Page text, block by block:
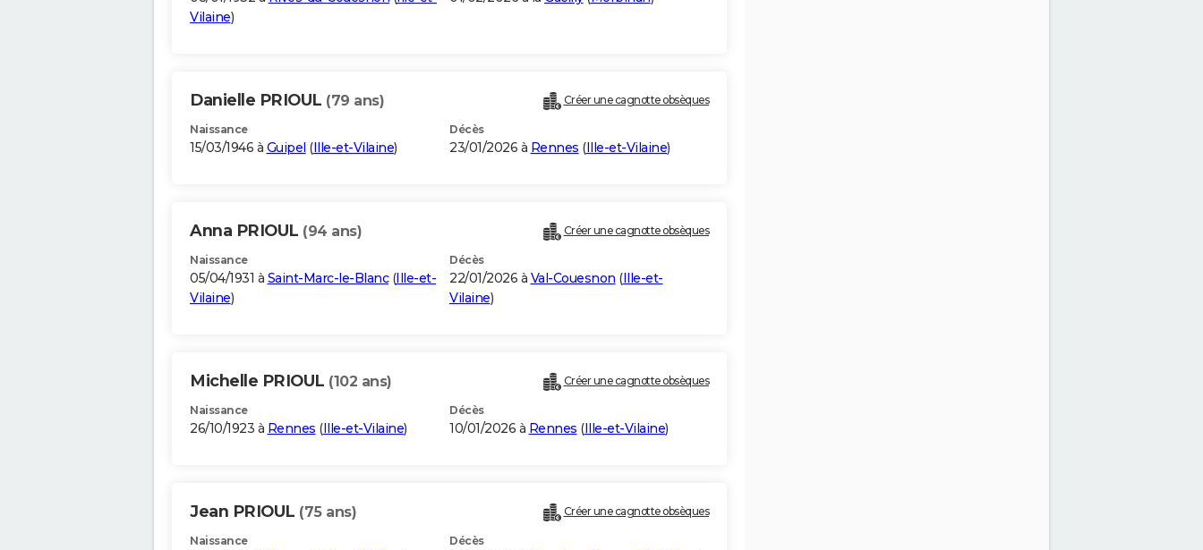
Vilaine)
Danielle PRIOUL (79 ans) Créer une cagnotte obsèques
Naissance
15/03/1946 à Guipel (Ille-et-Vilaine)
Décès
23/01/2026 à Rennes (Ille-et-Vilaine)
Anna PRIOUL (94 ans) Créer une cagnotte obsèques
Naissance
05/04/1931 à Saint-Marc-le-Blanc(Ille-et-
Vilaine)
Décès
22/01/2026 à Val-Couesnon (Ille-et-
Vilaine)
Michelle PRIOUL (102 ans) Créer une cagnotte obsèques
Naissance
26/10/1923 à Rennes (Ille-et-Vilaine)
Décès
10/01/2026 à Rennes (Ille-et-Vilaine)
Jean PRIOUL (75 ans) Créer une cagnotte obsèques
Naissance Décès